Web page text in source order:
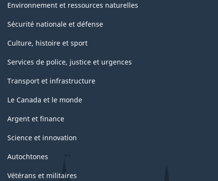
Environnement et ressources naturelles
Sécurité nationale et défense
Culture, histoire et sport
Services de police, justice et urgences
Transport et infrastructure
Le Canada et le monde
Argent et finance
Science et innovation
Autochtones
Vétérans et militaires